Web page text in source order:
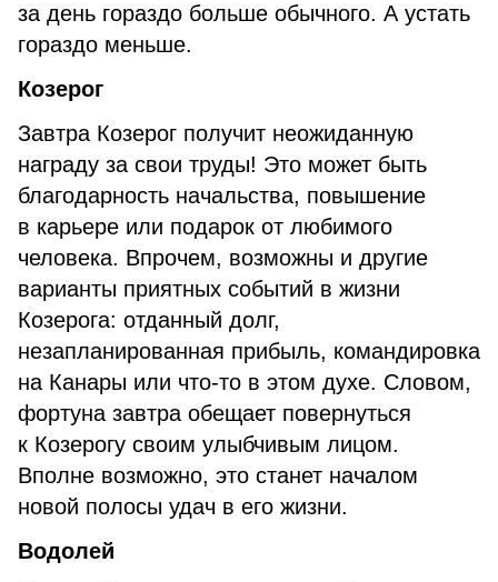
за день гораздо больше обычного. А устать
гораздо меньше.
Козерог
Завтра Козерог получит неожиданную
награду за свои труды! Это может быть
благодарность начальства, повышение
в карьере или подарок от любимого
человека. Впрочем, возможны и другие
варианты приятных событий в жизни
Козерога: отданный долг,
незапланированная прибыль, командировка
на Канары или что-то в этом духе. Словом,
фортуна завтра обещает повернуться
к Козерогу своим улыбчивым лицом.
Вполне возможно, это станет началом
новой полосы удач в его жизни.
Водолей